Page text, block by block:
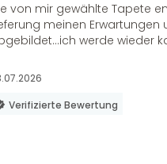
von mir gewählte Tapete
meinen Erwartungen
werde wieder
Verifizierte Bewertung